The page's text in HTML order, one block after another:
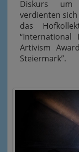
Diskurs um
verdienten sich
das
“International
Artivism
Steiermark”.